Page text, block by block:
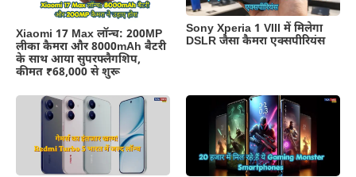
Xiaomi 17 Max लॉन्च: 200MP
लीका कैमरा और 8000mAh बैटरी
के साथ आया सुपरफ्लैगशिप,
कीमत ₹68,000 से शुरू
Sony Xperia 1 VIII में मिलेगा
DSLR जैसा कैमरा एक्सपीरियंस